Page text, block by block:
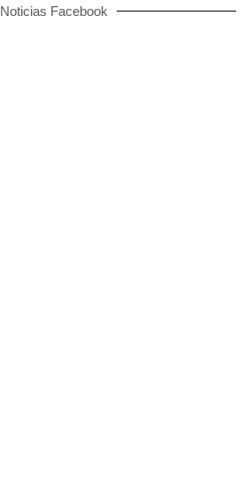
Noticias Facebook